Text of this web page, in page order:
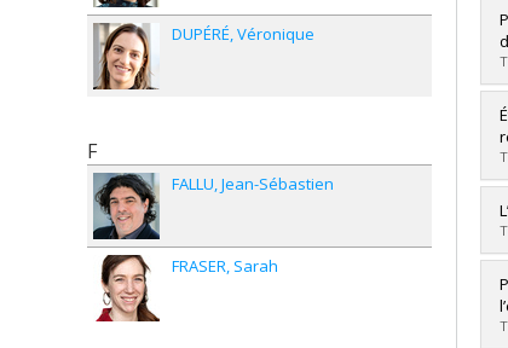
DUPÉRÉ Véronique
F
FALLU Jean-Sébastien
FRASER Sarah